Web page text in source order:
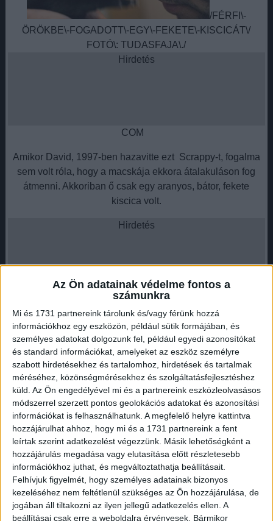
Az Ön adatainak védelme fontos a
számunkra
Mi és 1731 partnereink tárolunk és/vagy férünk hozzá
információkhoz egy eszközön, például sütik formájában, és
személyes adatokat dolgozunk fel, például egyedi azonosítókat
és standard információkat, amelyeket az eszköz személyre
szabott hirdetésekhez és tartalomhoz, hirdetések és tartalmak
méréséhez, közönségmérésekhez és szolgáltatásfejlesztéshez
küld. Az Ön engedélyével mi és a partnereink eszközleolvasásos
módszerrel szerzett pontos geolokációs adatokat és azonosítási
információkat is felhasználhatunk. A megfelelő helyre kattintva
hozzájárulhat ahhoz, hogy mi és a 1731 partnereink a fent
leírtak szerint adatkezelést végezzünk. Másik lehetőségként a
hozzájárulás megadása vagy elutasítása előtt részletesebb
információkhoz juthat, és megváltoztathatja beállításait.
Felhívjuk figyelmét, hogy személyes adatainak bizonyos
kezeléséhez nem feltétlenül szükséges az Ön hozzájárulása, de
jogában áll tiltakozni az ilyen jellegű adatkezelés ellen. A
beállításai csak erre a weboldalra érvényesek. Bármikor
/FÉRFI\-
ÖRÖKBE\-FOGADOTT\-EGY\-FEKETE\-KISCICÁT\/
FOTÓ\: TUDASFAJA\./
Hirdetés
COM
Amikor David, 1997-ben hazavitte ezt Scrappy-t, fogalma
sem volt róla, hogy a macskája ekkora átalakuláson fog
átmenni. Akkoriban ő csak egy aranyos, bátor, fekete
kiscica volt.
Hirdetés
Bár furcsán hangzik, de igaz, hogy a fekete macskákat más
macskákhoz viszonyítva alacsonyabb áron meg lehet
vásárolni, a régi babonaságnak köszönhetően. “Én nem
hiszek a babonákban, ezért úgy döntöttem, hogy
megvásárolom ezt a kiscicát” – mesélte David.
Hirdetés
Scrappy nagyon jól feltalálta magát az új otthonban,
Londonban és David is egyre jobban megkedvelte. A